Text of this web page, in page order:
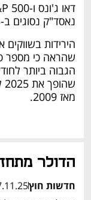
נאסד"ק נסוגים ב-0.2%.
מאז 2009.
הדולר
חדשות חוץ